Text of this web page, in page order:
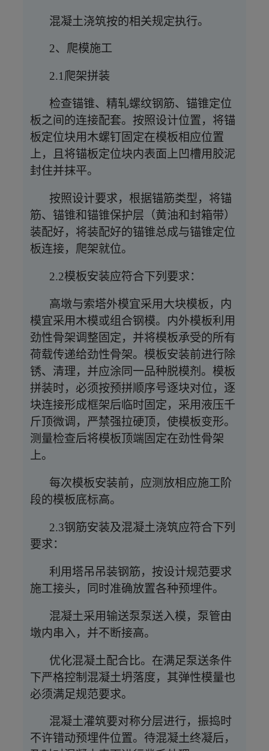
混凝土浇筑按的相关规定执行。
2、爬模施工
2.1爬架拼装
检查锚锥、精轧螺纹钢筋、锚锥定位
板之间的连接配套。按照设计位置，将锚
板定位块用木螺钉固定在模板相应位置
上，且将锚板定位块内表面上凹槽用胶泥
封住并抹平。
按照设计要求，根据锚筋类型，将锚
筋、锚锥和锚锥保护层（黄油和封箱带）
装配好，将装配好的锚锥总成与锚锥定位
板连接，爬架就位。
2.2模板安装应符合下列要求：
高墩与索塔外模宜采用大块模板，内
模宜采用木模或组合钢模。内外模板利用
劲性骨架调整固定，并将模板承受的所有
荷载传递给劲性骨架。模板安装前进行除
锈、清理，并应涂同一品种脱模剂。模板
拼装时，必须按预拼顺序号逐块对位，逐
块连接形成框架后临时固定，采用液压千
斤顶微调，严禁强拉硬顶，使模板变形。
测量检查后将模板顶端固定在劲性骨架
上。
每次模板安装前，应测放相应施工阶
段的模板底标高。
2.3钢筋安装及混凝土浇筑应符合下列
要求：
利用塔吊吊装钢筋，按设计规范要求
施工接头，同时准确放置各种预埋件。
混凝土采用输送泵泵送入模，泵管由
墩内串入，并不断接高。
优化混凝土配合比。在满足泵送条件
下严格控制混凝土坍落度，其弹性模量也
必须满足规范要求。
混凝土灌筑要对称分层进行，振捣时
不许错动预埋件位置。待混凝土终凝后，